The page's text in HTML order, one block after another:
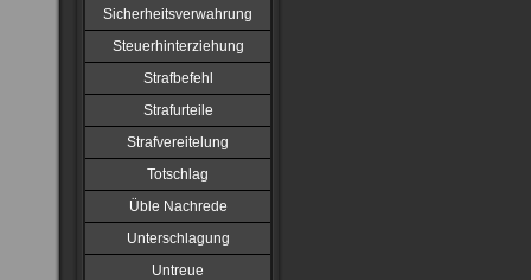
Sicherheitsverwahrung
Steuerhinterziehung
Strafbefehl
Strafurteile
Strafvereitelung
Totschlag
Üble Nachrede
Unterschlagung
Untreue